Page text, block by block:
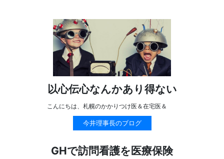
以心伝心なんかあり得ない
こんにちは、札幌のかかりつけ医＆在宅医＆
今井理事長のブログ
GHで訪問看護を医療保険